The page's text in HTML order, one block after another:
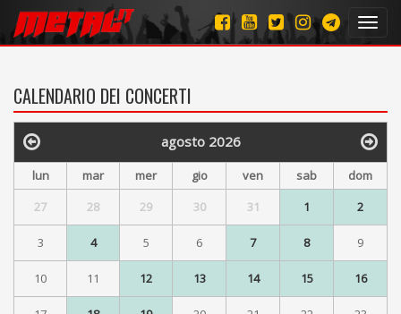
CALENDARIO DEI CONCERTI
agosto 2026
lun mar mer gio ven sab
dom
27
28 29 30 31 1 2
3 4 5 6 7 8 9
10 11 12 13 14 15 16